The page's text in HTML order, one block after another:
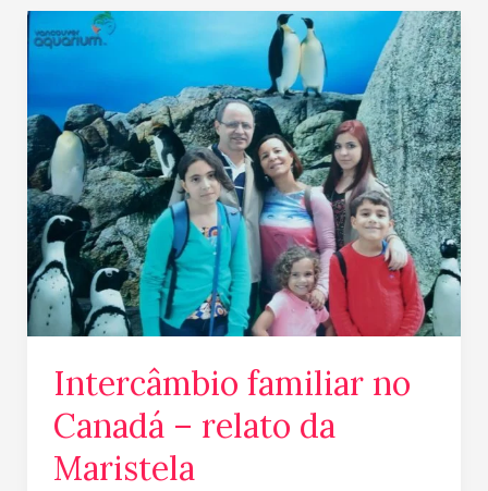
Intercâmbio familiar no
Canadá – relato da
Maristela
Intercâmbio
familiar
Canadá
–
relato
da
Maristela